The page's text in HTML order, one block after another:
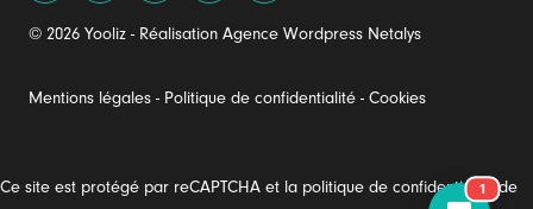
© 2026 Yooliz - Réalisation Agence Wordpress Netalys
Mentions légales - Politique de confidentialité - Cookies
Ce site est protégé par reCAPTCHA et la politique de confidentialité de
1